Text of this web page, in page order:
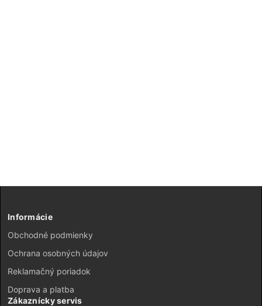
Informácie
Obchodné podmienky
Ochrana osobných údajov
Reklamačný poriadok
Doprava a platba
Zákaznícky servis